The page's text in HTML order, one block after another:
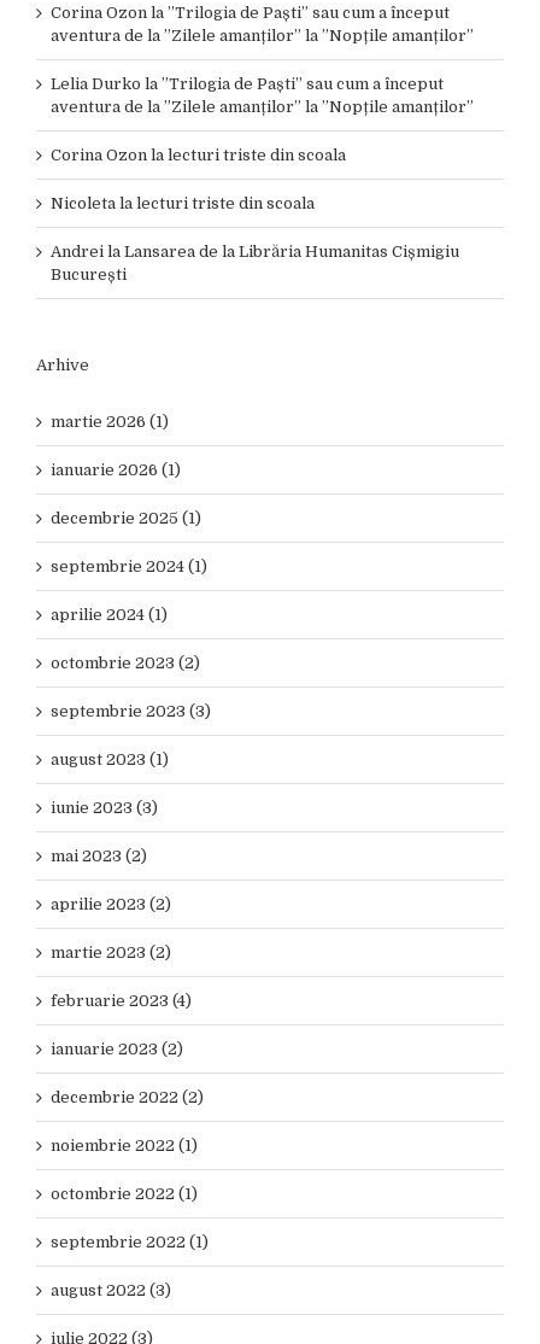
Corina Ozon la ”Trilogia de Paști” sau cum a început
aventura de la ”Zilele amanților” la ”Nopțile amanților”
Lelia Durko la ”Trilogia de Paști” sau cum a început
aventura de la ”Zilele amanților” la ”Nopțile amanților”
Corina Ozon la lecturi triste din scoala
Nicoleta la lecturi triste din scoala
Andrei la Lansarea de la Librăria Humanitas Cișmigiu
București
Arhive
martie 2026 (1)
ianuarie 2026 (1)
decembrie 2025 (1)
septembrie 2024 (1)
aprilie 2024 (1)
octombrie 2023 (2)
septembrie 2023 (3)
august 2023 (1)
iunie 2023 (3)
mai 2023 (2)
aprilie 2023 (2)
martie 2023 (2)
februarie 2023 (4)
ianuarie 2023 (2)
decembrie 2022 (2)
noiembrie 2022 (1)
octombrie 2022 (1)
septembrie 2022 (1)
august 2022 (3)
iulie 2022 (3)